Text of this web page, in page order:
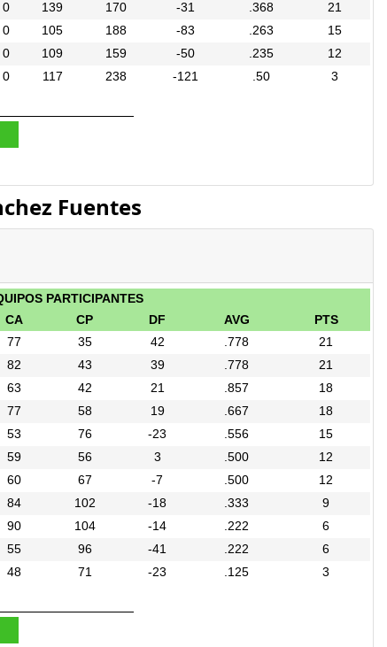
0 139 170 -31 .368 21
0 105 188 -83 .263 15
0 109 159 -50 .235 12
0 117 238 -121 .50 3
Fuentes
PARTICIPANTES
CA CP DF AVG PTS
77 35 42 .778 21
82 43 39 .778 21
63 42 21 .857 18
77 58 19 .667 18
53 76 -23 .556 15
59 56 3 .500 12
60 67 -7 .500 12
84 102 -18 .333 9
90 104 -14 .222 6
55 96 -41 .222 6
48 71 -23 .125 3